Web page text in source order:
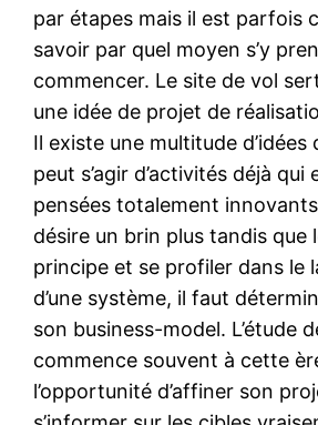
par étapes mais il est parfois
savoir par quel moyen s’y
commencer. Le site de vol
une idée de projet de
Il existe une multitude d’idées
peut s’agir d’activités déjà
pensées totalement
désire un brin plus tandis que
principe et se profiler dans le
d’une système, il faut
son business-model. L’étude
commence souvent à cette
l’opportunité d’affiner son